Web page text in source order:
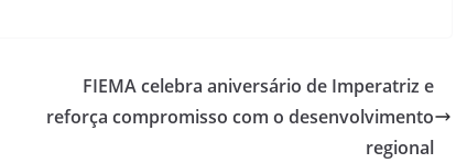
FIEMA celebra aniversário de Imperatriz e
reforça compromisso com o desenvolvimento
regional